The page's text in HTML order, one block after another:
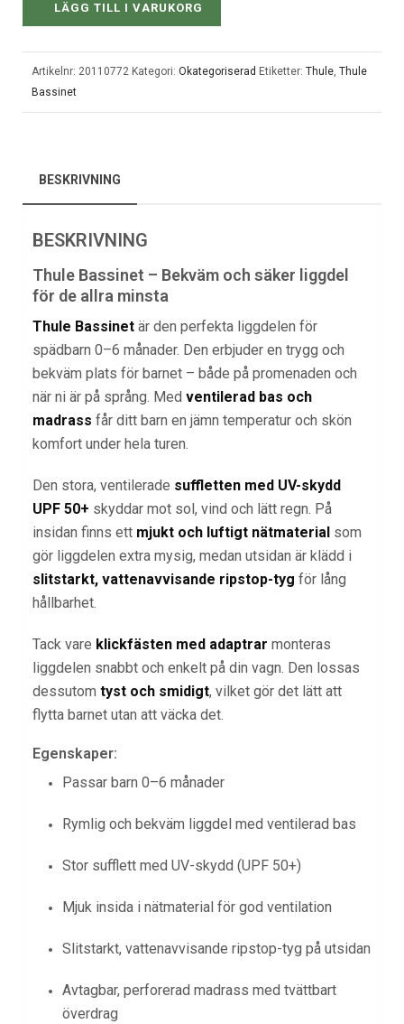
LÄGG TILL I VARUKORG
Artikelnr: 20110772 Kategori: Okategoriserad Etiketter: Thule, Thule
Bassinet
BESKRIVNING
BESKRIVNING
Thule Bassinet – Bekväm och säker liggdel
för de allra minsta
Thule Bassinet är den perfekta liggdelen för
spädbarn 0–6 månader. Den erbjuder en trygg och
bekväm plats för barnet – både på promenaden och
när ni är på språng. Med ventilerad bas och
madrass får ditt barn en jämn temperatur och skön
komfort under hela turen.
Den stora, ventilerade suffletten med UV-skydd
UPF 50+ skyddar mot sol, vind och lätt regn. På
insidan finns ett mjukt och luftigt nätmaterial som
gör liggdelen extra mysig, medan utsidan är klädd i
slitstarkt, vattenavvisande ripstop-tyg för lång
hållbarhet.
Tack vare klickfästen med adaptrar monteras
liggdelen snabbt och enkelt på din vagn. Den lossas
dessutom tyst och smidigt, vilket gör det lätt att
flytta barnet utan att väcka det.
Egenskaper:
Passar barn 0–6 månader
Rymlig och bekväm liggdel med ventilerad bas
Stor sufflett med UV-skydd (UPF 50+)
Mjuk insida i nätmaterial för god ventilation
Slitstarkt, vattenavvisande ripstop-tyg på utsidan
Avtagbar, perforerad madrass med tvättbart
överdrag